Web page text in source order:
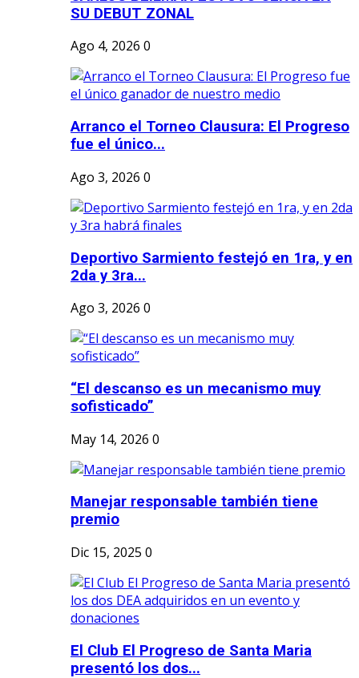
SU DEBUT ZONAL
Ago 4, 2026 0
Arranco el Torneo Clausura: El Progreso
fue el único...
Ago 3, 2026 0
Deportivo Sarmiento festejó en 1ra, y en
2da y 3ra...
Ago 3, 2026 0
“El descanso es un mecanismo muy
sofisticado”
May 14, 2026 0
Manejar responsable también tiene
premio
Dic 15, 2025 0
El Club El Progreso de Santa Maria
presentó los dos...